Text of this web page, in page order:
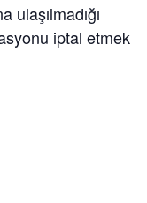
ulaşılmadığı
iptal etmek